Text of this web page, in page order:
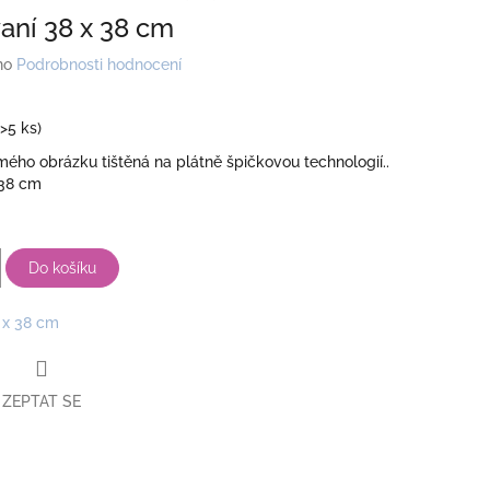
38 x 38 cm
Podrobnosti hodnocení
ks)
obrázku tištěná na plátně špičkovou technologií..
cm
Do košíku
x 38 cm
ZEPTAT SE